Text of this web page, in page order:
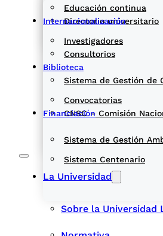
Directorio universitario
Sistema de Gestión de
Sistema de Gestión
Educación continua
Consultorios
CNSC – Comisión
Investigadores
Convocatorias
Sistema Centenario
Internacionalización
Biblioteca
Financiación
La Universidad
Sobre la Universidad